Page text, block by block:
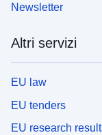
Newsletter
Altri servizi
EU law
EU tenders
EU research